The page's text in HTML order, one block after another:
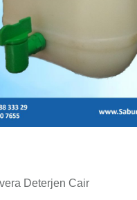
Deterjen Cair